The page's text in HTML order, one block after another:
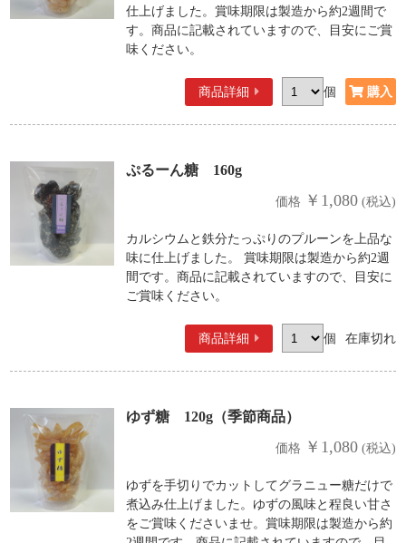
仕上げました。賞味期限は製造から約2週間で
す。商品に記載されていますので、目安にご賞
味ください。
商品詳細 個
ぷるーん糖 160g
価格 ￥1,080(税込)
カルシウムと鉄分たっぷりのプルーンを上品な
味に仕上げました。 賞味期限は製造から約2週
間です。商品に記載されていますので、目安に
ご賞味ください。
商品詳細 個 在庫切れ
ゆず糖 120g（季節商品）
価格 ￥1,080(税込)
ゆずを手切りでカットしてグラニュー糖だけで
煮込み仕上げました。ゆずの風味と程良い甘さ
をご賞味くださいませ。賞味期限は製造から約